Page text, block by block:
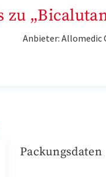
Anbieter: Allomedic
Packungsdaten